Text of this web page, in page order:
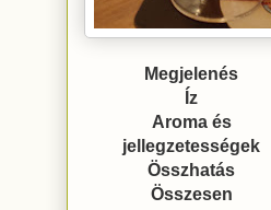
Megjelenés
Íz
Aroma és
jellegzetességek
Összhatás
Összesen